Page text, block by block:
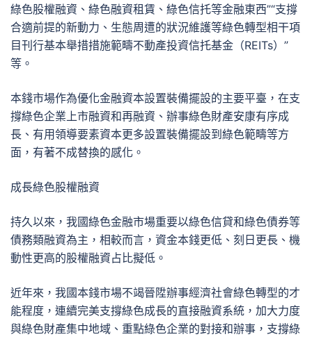
綠色股權融資、綠色融資租賃、綠色信托等金融東西”“支撐
合適前提的新動力、生態周遭的狀況維護等綠色轉型相干項
目刊行基本舉措措施範疇不動產投資信托基金（REITs）”
等。
本錢市場作為優化金融資本設置裝備擺設的主要平臺，在支
撐綠色企業上市融資和再融資、辦事綠色財產安康有序成
長、有用領導要素資本更多設置裝備擺設到綠色範疇等方
面，有著不成替換的感化。
成長綠色股權融資
持久以來，我國綠色金融市場重要以綠色信貸和綠色債券等
債務類融資為主，相較而言，資金本錢更低、刻日更長、機
動性更高的股權融資占比擬低。
近年來，我國本錢市場不竭晉陞辦事經濟社會綠色轉型的才
能程度，連續完美支撐綠色成長的直接融資系統，加大力度
與綠色財產集中地域、重點綠色企業的對接和辦事，支撐綠